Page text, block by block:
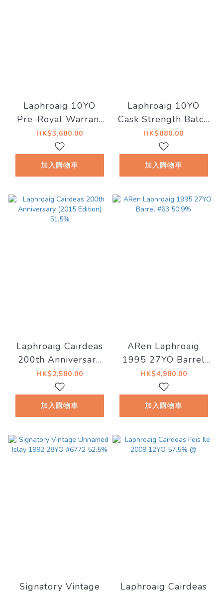
Laphroaig 10YO
Pre-Royal Warrant
43% 500ml (No
Box)
HK$3,680.00
加入購物車
Laphroaig 10YO
Cask Strength Batch
016 58.5%
HK$880.00
加入購物車
Laphroaig Cairdeas
200th Anniversary
(2015 Edition)
51.5%
HK$2,580.00
加入購物車
ARen Laphroaig
1995 27YO Barrel
#63 50.9%
HK$4,980.00
加入購物車
Signatory Vintage
Laphroaig Cairdeas